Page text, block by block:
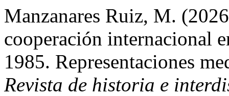
Manzanares Ruiz, M.
cooperación internacional
1985. Representaciones
Revista de historia e